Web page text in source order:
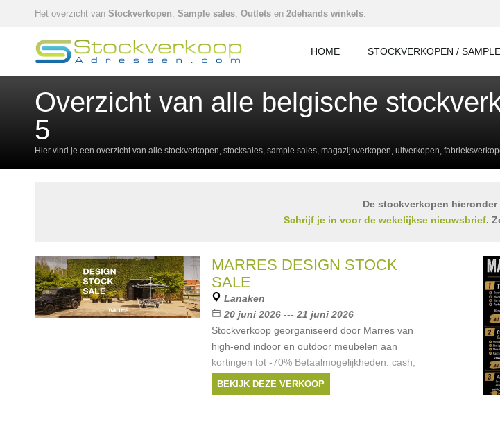
Het overzicht van Stockverkopen, Sample sales, Outlets en 2dehands winkels.
HOME STOCKVERKOPEN /
Overzicht van alle belgische
5
Hier vind je een overzicht van alle stockverkopen, stocksales, sample sales, magazijnverkopen, uitverkopen,
De stockverkopen
Schrijf je in voor de wekelijkse nieuwsbrief.
MARRES DESIGN STOCK
SALE
Lanaken
20 juni 2026 --- 21 juni 2026
Stockverkoop georganiseerd door Marres van
high-end indoor en outdoor meubelen aan
kortingen tot -70% Betaalmogelijkheden: cash,
payconiq, overschrijving.
BEKIJK DEZE VERKOOP